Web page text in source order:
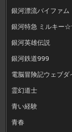
銀河漂流バイファム
銀河特急 ミルキー☆
銀河英雄伝説
銀河鉄道999
電脳冒険記ウェブダ
霊幻道士
青い経験
青春